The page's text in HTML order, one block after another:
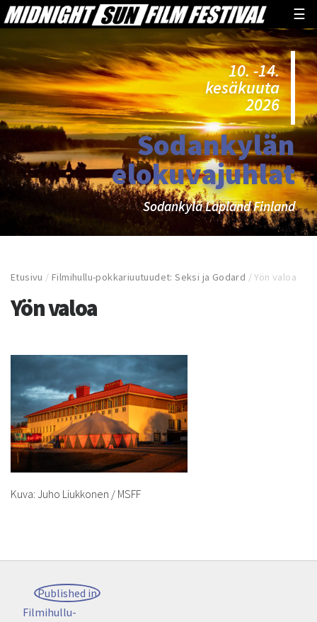
☰
10. -14.
kesäkuuta
2026
Sodankylän
elokuvajuhlat
Sodankylä Lapland Finland
Etusivu /Filmihullu-pokkariuutuudet: Seksi ja Godard /Yön valoa
Yön valoa
Kuva: Juho Liukkonen / MSFF
Artikkelien
selaus
Published in
Filmihullu-